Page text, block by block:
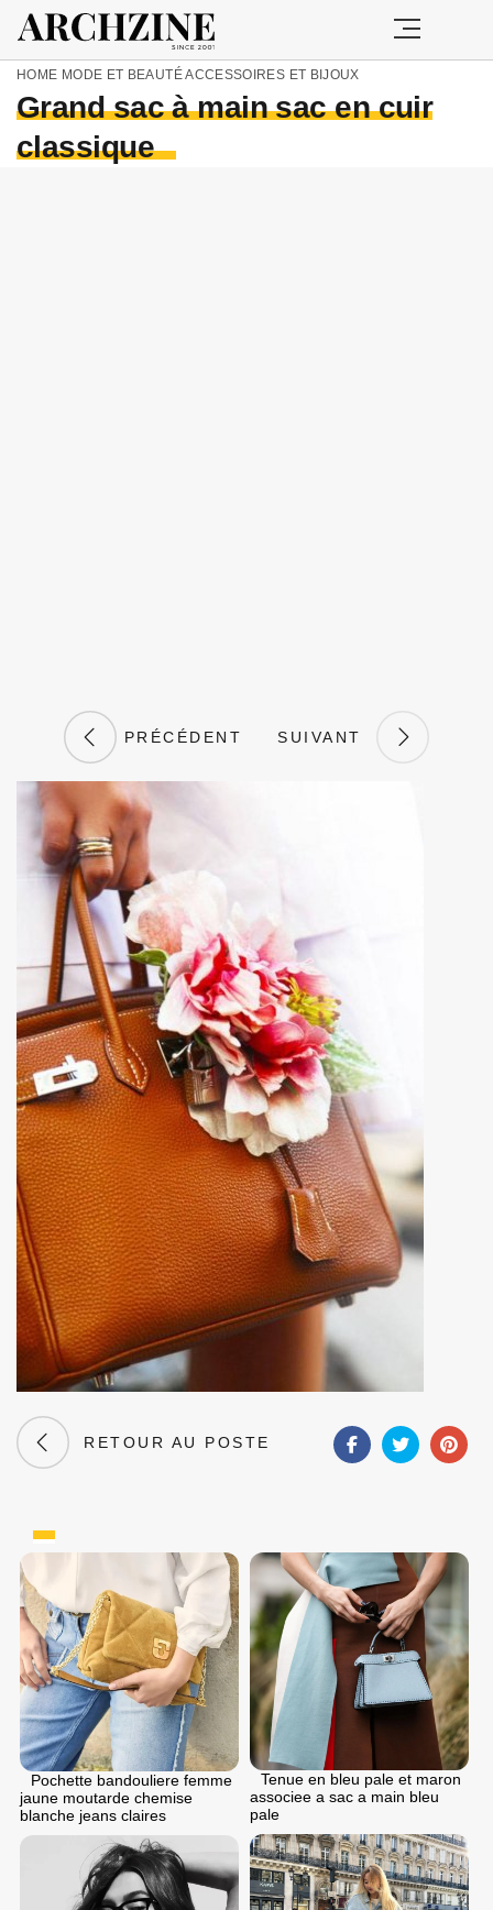
HOME MODE ET BEAUTÉACCESSOIRES ET BIJOUX
Grand sac à main sac en cuir
classique
PRÉCÉDENT SUIVANT
RETOUR AU POSTE
Pochette bandouliere femme
jaune moutarde chemise
blanche jeans claires
Tenue en bleu pale et maron
associee a sac a main bleu
pale